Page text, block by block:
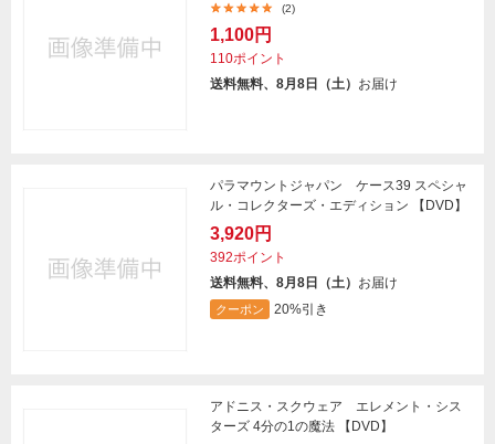
(2)
1,100円
110ポイント
送料無料、8月8日（土） お届け
パラマウントジャパン ケース39 スペシャ
ル・コレクターズ・エディション 【DVD】
3,920円
392ポイント
送料無料、8月8日（土） お届け
クーポン 20%引き
アドニス・スクウェア エレメント・シス
ターズ 4分の1の魔法 【DVD】